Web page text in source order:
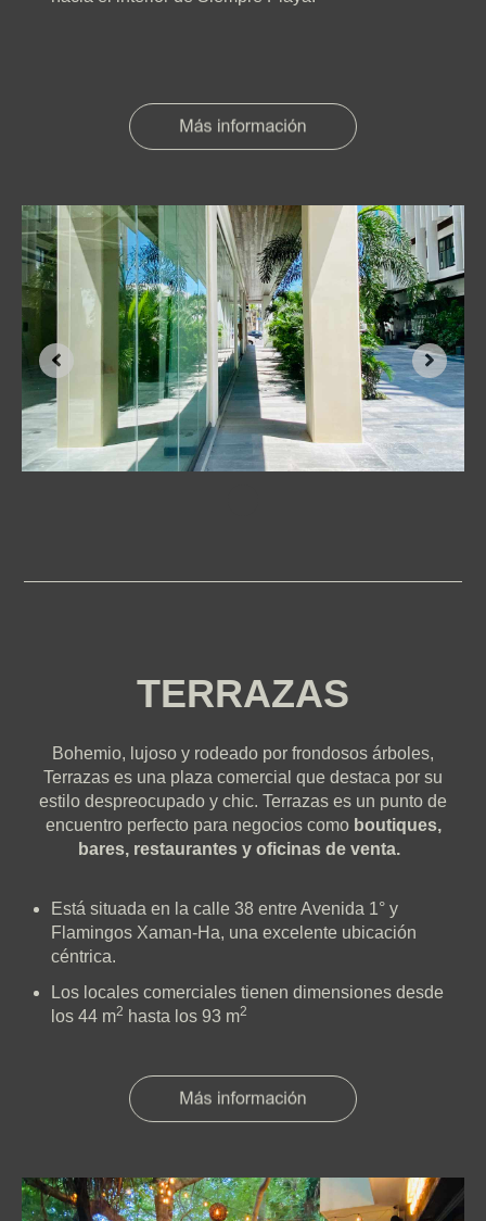
TERRAZAS
Bohemio, lujoso y rodeado por frondosos árboles,
Terrazas es una plaza comercial que destaca por su
estilo despreocupado y chic. Terrazas es un punto de
encuentro perfecto para negocios como boutiques,
bares, restaurantes y oficinas de venta.
Está situada en la calle 38 entre Avenida 1° y
Flamingos Xaman-Ha, una excelente ubicación
céntrica.
Los locales comerciales tienen dimensiones desde
los 44 m2 hasta los 93 m2